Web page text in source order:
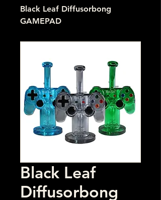
Black Leaf Diffusorbong
GAMEPAD
Black Leaf
Diffusorbong